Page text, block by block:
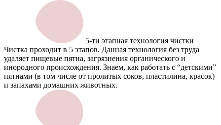
5-ти этапная технология чистки
Чистка проходит в 5 этапов. Данная технология без труда
удаляет пищевые пятна, загрязнения органического и
инородного происхождения. Знаем, как работать с “детскими”
пятнами (в том числе от пролитых соков, пластилина, красок)
и запахами домашних животных.